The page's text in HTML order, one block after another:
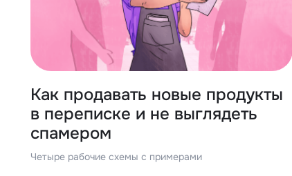
Как продавать новые продукты
в переписке и не выглядеть
спамером
Четыре рабочие схемы с примерами